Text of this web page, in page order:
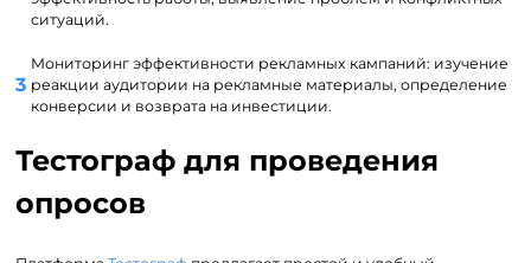
ситуаций.
Мониторинг эффективности рекламных кампаний: изучение
реакции аудитории на рекламные материалы, определение
конверсии и возврата на инвестиции.
Тестограф для проведения
опросов